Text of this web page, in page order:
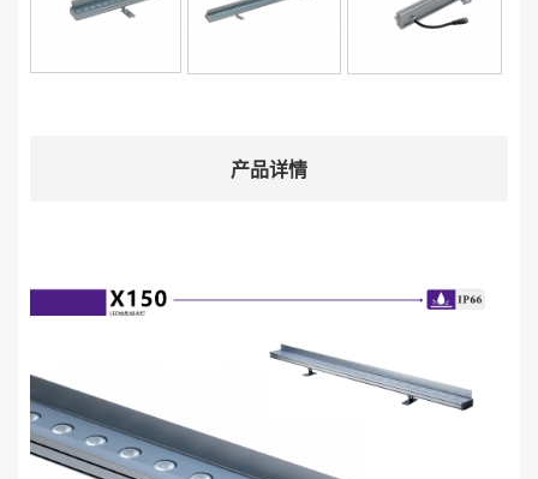
产品详情